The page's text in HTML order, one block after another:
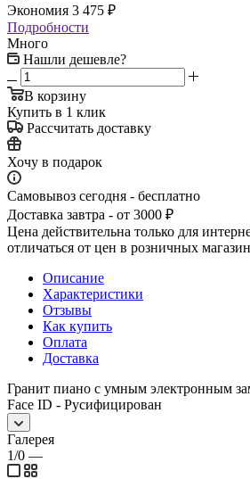
Экономия 3 475 ₽
Подробности
Много
Нашли дешевле?
В корзину
Купить в 1 клик
Рассчитать доставку
Хочу в подарок
Самовывоз сегодня - бесплатно
Доставка завтра - от 3000 ₽
Цена действительна только для
отличаться от цен в розничных
Описание
Характеристики
Отзывы
Как купить
Оплата
Доставка
Гранит пиано с умным электронным
Face ID - Русифицирован
Галерея
1/0 —